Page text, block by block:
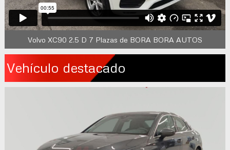
Volvo XC90 2.5 D 7 Plazas de BORA BORA AUTOS
Vehículo destacado